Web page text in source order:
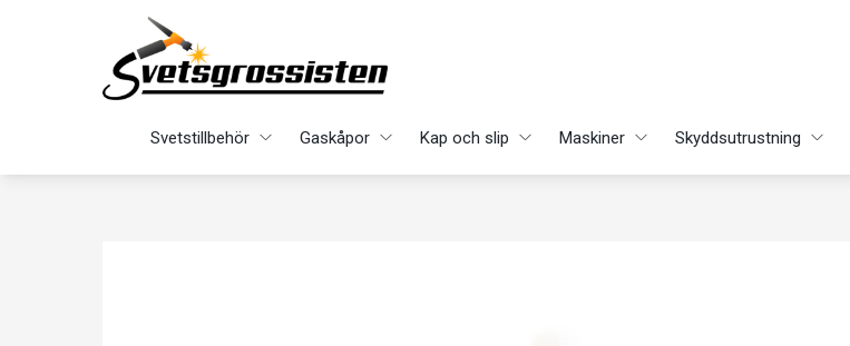
Svetstillbehör Gaskåpor Kap och slip Maskiner Skyddsutrustning